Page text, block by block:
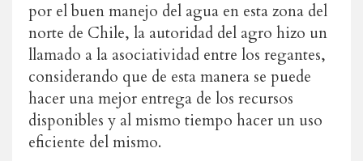
por el buen manejo del agua en esta zona del
norte de Chile, la autoridad del agro hizo un
llamado a la asociatividad entre los regantes,
considerando que de esta manera se puede
hacer una mejor entrega de los recursos
disponibles y al mismo tiempo hacer un uso
eficiente del mismo.